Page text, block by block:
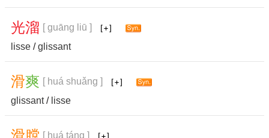
光溜 [ guāng liū ]
lisse /glissant
滑爽 [ huá shuǎng ]
glissant/ lisse
[ huá táng ]